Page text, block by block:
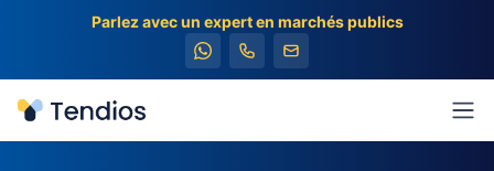
Parlez avec un expert en marchés publics
Tendios